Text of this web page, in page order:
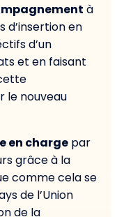
à
d’insertion en
d’un
et en faisant
le nouveau
en charge par
grâce à la
comme cela se
de l’Union
de la